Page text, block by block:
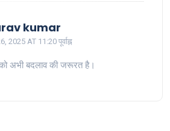
kumar
2025 AT 11:20 पूर्वाह्न
अभी बदलाव की जरूरत है।